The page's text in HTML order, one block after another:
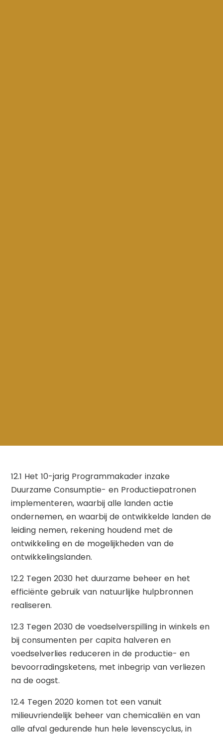
12.1 Het 10-jarig Programmakader inzake
Duurzame Consumptie- en Productiepatronen
implementeren, waarbij alle landen actie
ondernemen, en waarbij de ontwikkelde landen de
leiding nemen, rekening houdend met de
ontwikkeling en de mogelijkheden van de
ontwikkelingslanden.
12.2 Tegen 2030 het duurzame beheer en het
efficiënte gebruik van natuurlijke hulpbronnen
realiseren.
12.3 Tegen 2030 de voedselverspilling in winkels en
bij consumenten per capita halveren en
voedselverlies reduceren in de productie- en
bevoorradingsketens, met inbegrip van verliezen
na de oogst.
12.4 Tegen 2020 komen tot een vanuit
milieuvriendelijk beheer van chemicaliën en van
alle afval gedurende hun hele levenscyclus, in